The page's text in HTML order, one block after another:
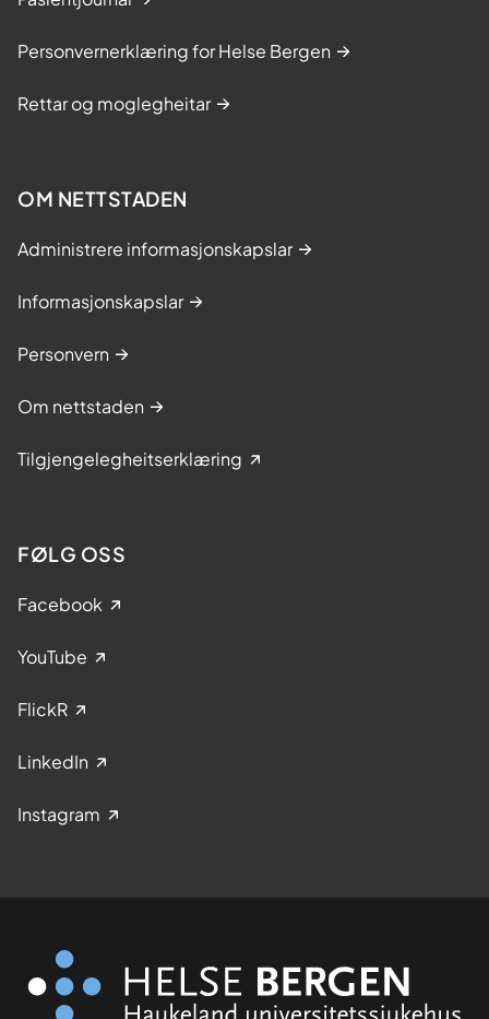
Personvernerklæring for Helse Bergen
Rettar og moglegheitar
OM NETTSTADEN
Administrere informasjonskapslar
Informasjonskapslar
Personvern
Om nettstaden
Tilgjengelegheitserklæring
FØLG OSS
Facebook
YouTube
FlickR
LinkedIn
Instagram